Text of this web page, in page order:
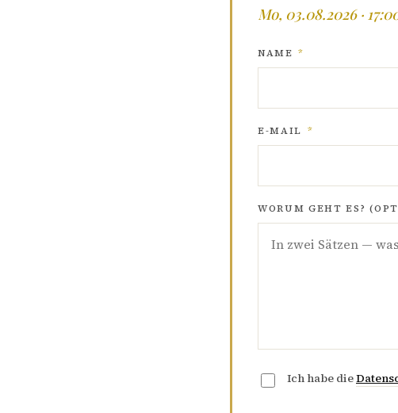
Mo, 03.08.2026 ·
NAME *
E-MAIL *
WORUM GEHT ES?
Ich habe die